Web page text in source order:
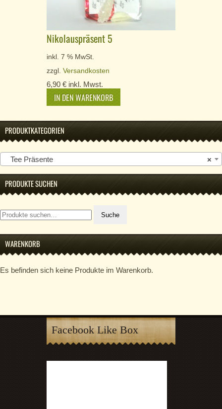
Nikolauspräsent 5
inkl. 7 % MwSt.
zzgl. Versandkosten
6,90 € inkl. Mwst.
IN DEN WARENKORB
PRODUKTKATEGORIEN
×
Tee Präsente
PRODUKTE SUCHEN
Suche
nach:
Suche
WARENKORB
Es befinden sich keine Produkte im Warenkorb.
Facebook Like Box